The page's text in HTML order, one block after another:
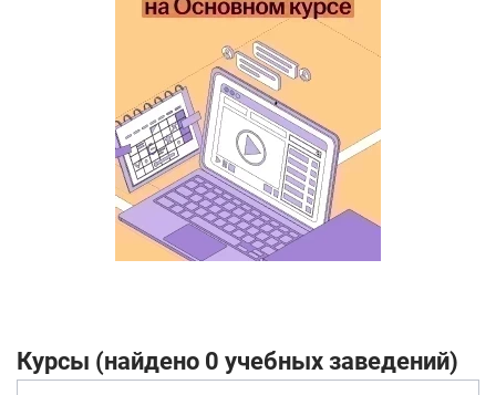
Курсы (найдено 0 учебных заведений)